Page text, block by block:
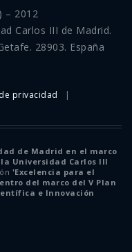
– 2012
Carlos III de Madrid.
28903. España
privacidad
de Madrid en el marco
Universidad Carlos III
'Excelencia para el
del marco del V Plan
e Innovación